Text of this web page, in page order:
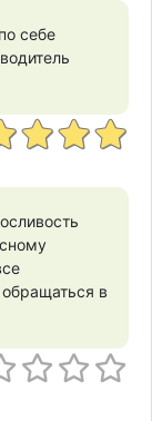
себе
в